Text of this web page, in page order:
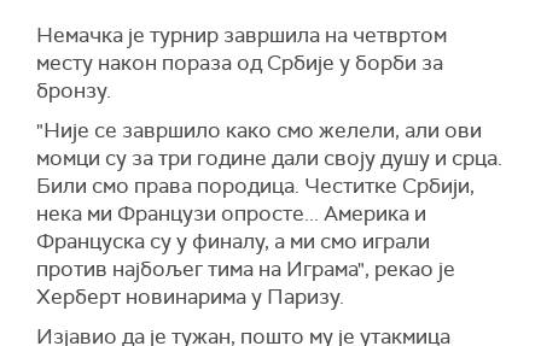
Немачка је турнир завршила на четвртом
месту након пораза од Србије у борби за
бронзу.
"Није се завршило како смо желели, али ови
момци су за три године дали своју душу и срца.
Били смо права породица. Честитке Србији,
нека ми Французи опросте... Америка и
Француска су у финалу, а ми смо играли
против најбољег тима на Играма", рекао је
Херберт новинарима у Паризу.
Изјавио да је тужан, пошто му је утакмица